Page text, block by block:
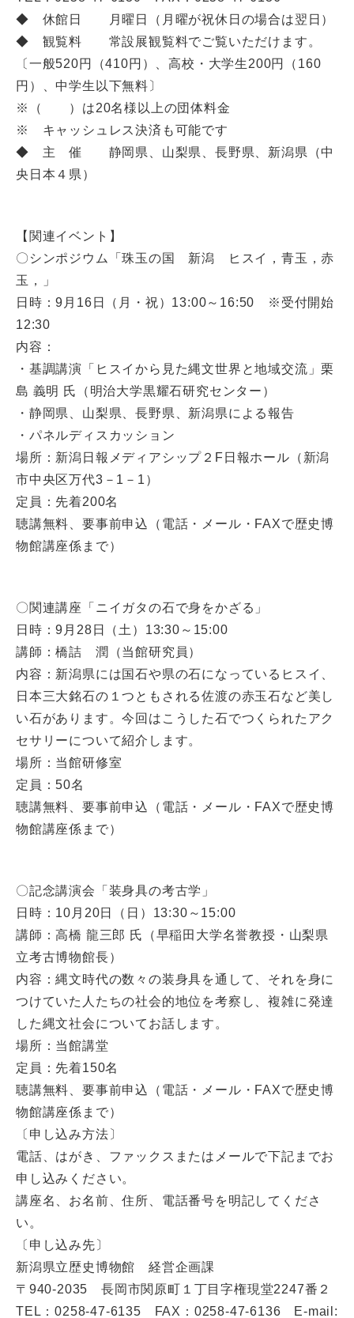
◆ 休館日 月曜日（月曜が祝休日の場合は翌日）
◆ 観覧料 常設展観覧料でご覧いただけます。
〔一般520円（410円）、高校・大学生200円（160
円）、中学生以下無料〕
※（ ）は20名様以上の団体料金
※ キャッシュレス決済も可能です
◆ 主 催 静岡県、山梨県、長野県、新潟県（中
央日本４県）
【関連イベント】
〇シンポジウム「珠玉の国 新潟 ヒスイ，青玉，赤
玉，」
日時：9月16日（月・祝）13:00～16:50 ※受付開始
12:30
内容：
・基調講演「ヒスイから見た縄文世界と地域交流」栗
島 義明 氏（明治大学黒耀石研究センター）
・静岡県、山梨県、長野県、新潟県による報告
・パネルディスカッション
場所：新潟日報メディアシップ２F日報ホール（新潟
市中央区万代3－1－1）
定員：先着200名
聴講無料、要事前申込（電話・メール・FAXで歴史博
物館講座係まで）
〇関連講座「ニイガタの石で身をかざる」
日時：9月28日（土）13:30～15:00
講師：橋詰 潤（当館研究員）
内容：新潟県には国石や県の石になっているヒスイ、
日本三大銘石の１つともされる佐渡の赤玉石など美し
い石があります。今回はこうした石でつくられたアク
セサリーについて紹介します。
場所：当館研修室
定員：50名
聴講無料、要事前申込（電話・メール・FAXで歴史博
物館講座係まで）
〇記念講演会「装身具の考古学」
日時：10月20日（日）13:30～15:00
講師：高橋 龍三郎 氏（早稲田大学名誉教授・山梨県
立考古博物館長）
内容：縄文時代の数々の装身具を通して、それを身に
つけていた人たちの社会的地位を考察し、複雑に発達
した縄文社会についてお話します。
場所：当館講堂
定員：先着150名
聴講無料、要事前申込（電話・メール・FAXで歴史博
物館講座係まで）
〔申し込み方法〕
電話、はがき、ファックスまたはメールで下記までお
申し込みください。
講座名、お名前、住所、電話番号を明記してくださ
い。
〔申し込み先〕
新潟県立歴史博物館 経営企画課
〒940-2035 長岡市関原町１丁目字権現堂2247番２
TEL：0258-47-6135 FAX：0258-47-6136 E-mail: